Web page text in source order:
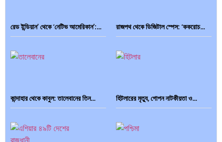
রেড ইন্ডিয়ান’ থেকে ‘নেটিভ আমেরিকান’:… রাজপথ থেকে ডিজিটাল স্পেস: ‘ককরোচ…
কান্দাহার থেকে কাবুল: তালেবানের তিন… হিটলারের মৃত্যু, গোপন নাটকীয়তা ও…